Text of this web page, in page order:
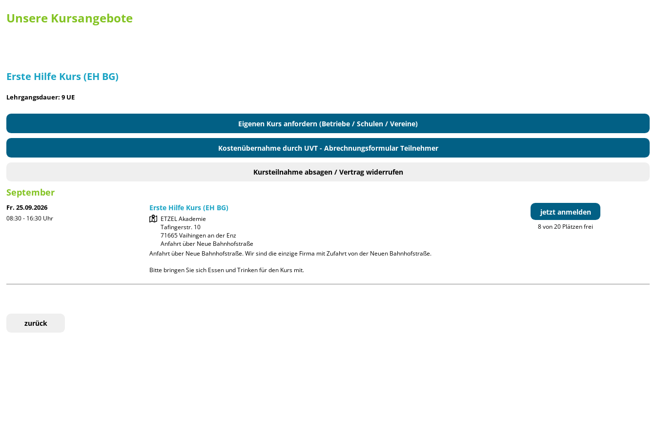
Unsere Kursangebote
Erste Hilfe Kurs (EH BG)
Lehrgangsdauer: 9 UE
Eigenen Kurs anfordern (Betriebe / Schulen / Vereine)
Kostenübernahme durch UVT - Abrechnungsformular Teilnehmer
Kursteilnahme absagen / Vertrag widerrufen
September
Fr. 25.09.2026
08:30 - 16:30 Uhr
Erste Hilfe Kurs (EH BG)
ETZEL Akademie
Tafingerstr. 10
71665 Vaihingen an der Enz
Anfahrt über Neue Bahnhofstraße
Anfahrt über Neue Bahnhofstraße. Wir sind die einzige Firma mit Zufahrt von der Neuen Bahnhofstraße.
Bitte bringen Sie sich Essen und Trinken für den Kurs mit.
jetzt anmelden
8 von 20 Plätzen frei
zurück